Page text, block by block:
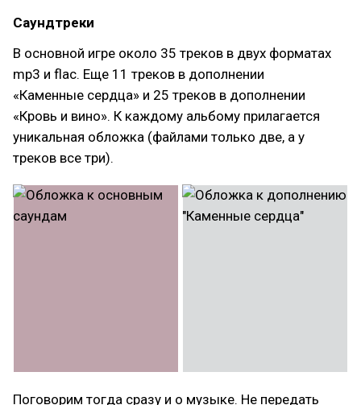
Саундтреки
В основной игре около 35 треков в двух форматах
mp3 и flac. Еще 11 треков в дополнении
«Каменные сердца» и 25 треков в дополнении
«Кровь и вино». К каждому альбому прилагается
уникальная обложка (файлами только две, а у
треков все три).
Поговорим тогда сразу и о музыке. Не передать